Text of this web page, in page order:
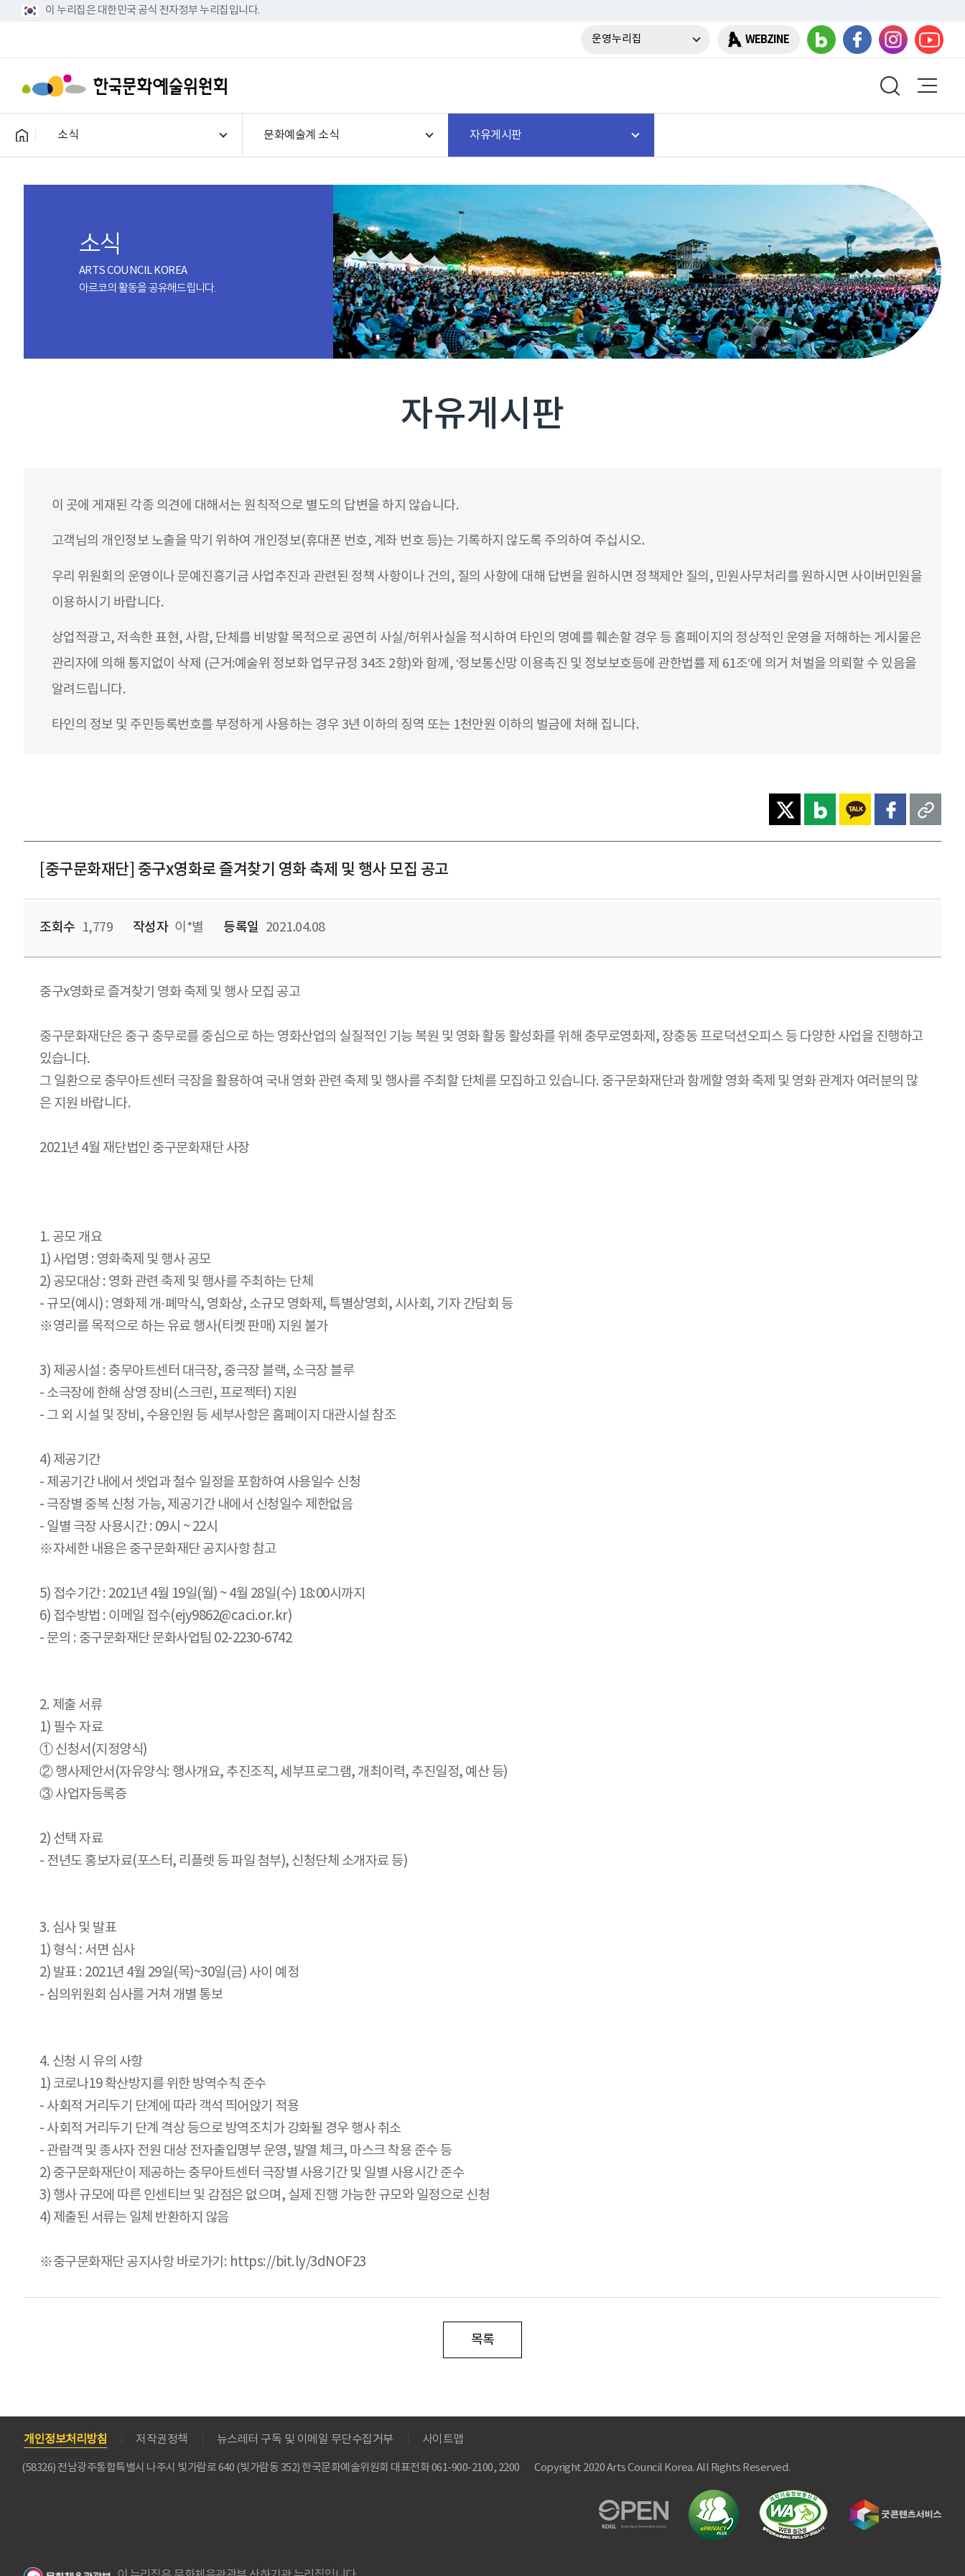
이 누리집은 대한민국 공식 전자정부 누리집입니다.
운영누리집 WEBZINE
소식 문화예술계 소식 자유게시판
소식
ARTS COUNCIL KOREA
아르코의 활동을 공유해드립니다.
자유게시판
이 곳에 게재된 각종 의견에 대해서는 원칙적으로 별도의 답변을 하지 않습니다.
고객님의 개인정보 노출을 막기 위하여 개인정보(휴대폰 번호, 계좌 번호 등)는 기록하지 않도록 주의하여 주십시오.
우리 위원회의 운영이나 문예진흥기금 사업추진과 관련된 정책 사항이나 건의, 질의 사항에 대해 답변을 원하시면 정책제안 질의, 민원사무처리를 원하시면 사이버민원을
이용하시기 바랍니다.
상업적광고, 저속한 표현, 사람, 단체를 비방할 목적으로 공연히 사실/허위사실을 적시하여 타인의 명예를 훼손할 경우 등 홈페이지의 정상적인 운영을 저해하는 게시물은
관리자에 의해 통지없이 삭제 (근거:예술위 정보화 업무규정 34조 2항)와 함께, ‘정보통신망 이용촉진 및 정보보호등에 관한법률 제 61조’에 의거 처벌을 의뢰할 수 있음을
알려드립니다.
타인의 정보 및 주민등록번호를 부정하게 사용하는 경우 3년 이하의 징역 또는 1천만원 이하의 벌금에 처해 집니다.
[중구문화재단] 중구x영화로 즐겨찾기 영화 축제 및 행사 모집 공고
조회수 1,779 작성자 이*별 등록일 2021.04.08
중구x영화로 즐겨찾기 영화 축제 및 행사 모집 공고
중구문화재단은 중구 충무로를 중심으로 하는 영화산업의 실질적인 기능 복원 및 영화 활동 활성화를 위해 충무로영화제, 장충동 프로덕션오피스 등 다양한 사업을 진행하고
있습니다.
그 일환으로 충무아트센터 극장을 활용하여 국내 영화 관련 축제 및 행사를 주최할 단체를 모집하고 있습니다. 중구문화재단과 함께할 영화 축제 및 영화 관계자 여러분의 많
은 지원 바랍니다.
2021년 4월 재단법인 중구문화재단 사장
1. 공모 개요
1) 사업명 : 영화축제 및 행사 공모
2) 공모대상 : 영화 관련 축제 및 행사를 주최하는 단체
- 규모(예시) : 영화제 개·폐막식, 영화상, 소규모 영화제, 특별상영회, 시사회, 기자 간담회 등
※영리를 목적으로 하는 유료 행사(티켓 판매) 지원 불가
3) 제공시설 : 충무아트센터 대극장, 중극장 블랙, 소극장 블루
- 소극장에 한해 상영 장비(스크린, 프로젝터) 지원
- 그 외 시설 및 장비, 수용인원 등 세부사항은 홈페이지 대관시설 참조
4) 제공기간
- 제공기간 내에서 셋업과 철수 일정을 포함하여 사용일수 신청
- 극장별 중복 신청 가능, 제공기간 내에서 신청일수 제한없음
- 일별 극장 사용시간 : 09시 ~ 22시
※자세한 내용은 중구문화재단 공지사항 참고
5) 접수기간 : 2021년 4월 19일(월) ~ 4월 28일(수) 18:00시까지
6) 접수방법 : 이메일 접수(ejy9862@caci.or.kr)
- 문의 : 중구문화재단 문화사업팀 02-2230-6742
2. 제출 서류
1) 필수 자료
① 신청서(지정양식)
② 행사제안서(자유양식: 행사개요, 추진조직, 세부프로그램, 개최이력, 추진일정, 예산 등)
③ 사업자등록증
2) 선택 자료
- 전년도 홍보자료(포스터, 리플렛 등 파일 첨부), 신청단체 소개자료 등)
3. 심사 및 발표
1) 형식 : 서면 심사
2) 발표 : 2021년 4월 29일(목)~30일(금) 사이 예정
- 심의위원회 심사를 거쳐 개별 통보
4. 신청 시 유의 사항
1) 코로나19 확산방지를 위한 방역수칙 준수
- 사회적 거리두기 단계에 따라 객석 띄어앉기 적용
- 사회적 거리두기 단계 격상 등으로 방역조치가 강화될 경우 행사 취소
- 관람객 및 종사자 전원 대상 전자출입명부 운영, 발열 체크, 마스크 착용 준수 등
2) 중구문화재단이 제공하는 충무아트센터 극장별 사용기간 및 일별 사용시간 준수
3) 행사 규모에 따른 인센티브 및 감점은 없으며, 실제 진행 가능한 규모와 일정으로 신청
4) 제출된 서류는 일체 반환하지 않음
※중구문화재단 공지사항 바로가기: https://bit.ly/3dNOF23
목록
개인정보처리방침 저작권정책 뉴스레터 구독 및 이메일 무단수집거부 사이트맵
(58326) 전남광주통합특별시 나주시 빛가람로 640 (빛가람동 352) 한국문화예술위원회 대표전화 061-900-2100, 2200 Copyright 2020 Arts Council Korea. All Rights Reserved.